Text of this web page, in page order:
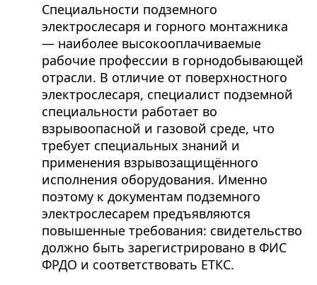
Специальности подземного
электрослесаря и горного монтажника
— наиболее высокооплачиваемые
рабочие профессии в горнодобывающей
отрасли. В отличие от поверхностного
электрослесаря, специалист подземной
специальности работает во
взрывоопасной и газовой среде, что
требует специальных знаний и
применения взрывозащищённого
исполнения оборудования. Именно
поэтому к документам подземного
электрослесарем предъявляются
повышенные требования: свидетельство
должно быть зарегистрировано в ФИС
ФРДО и соответствовать ЕТКС.